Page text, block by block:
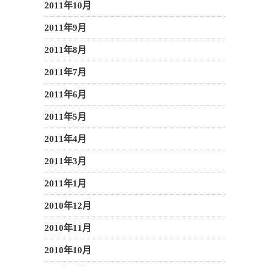
2011年10月
2011年9月
2011年8月
2011年7月
2011年6月
2011年5月
2011年4月
2011年3月
2011年1月
2010年12月
2010年11月
2010年10月